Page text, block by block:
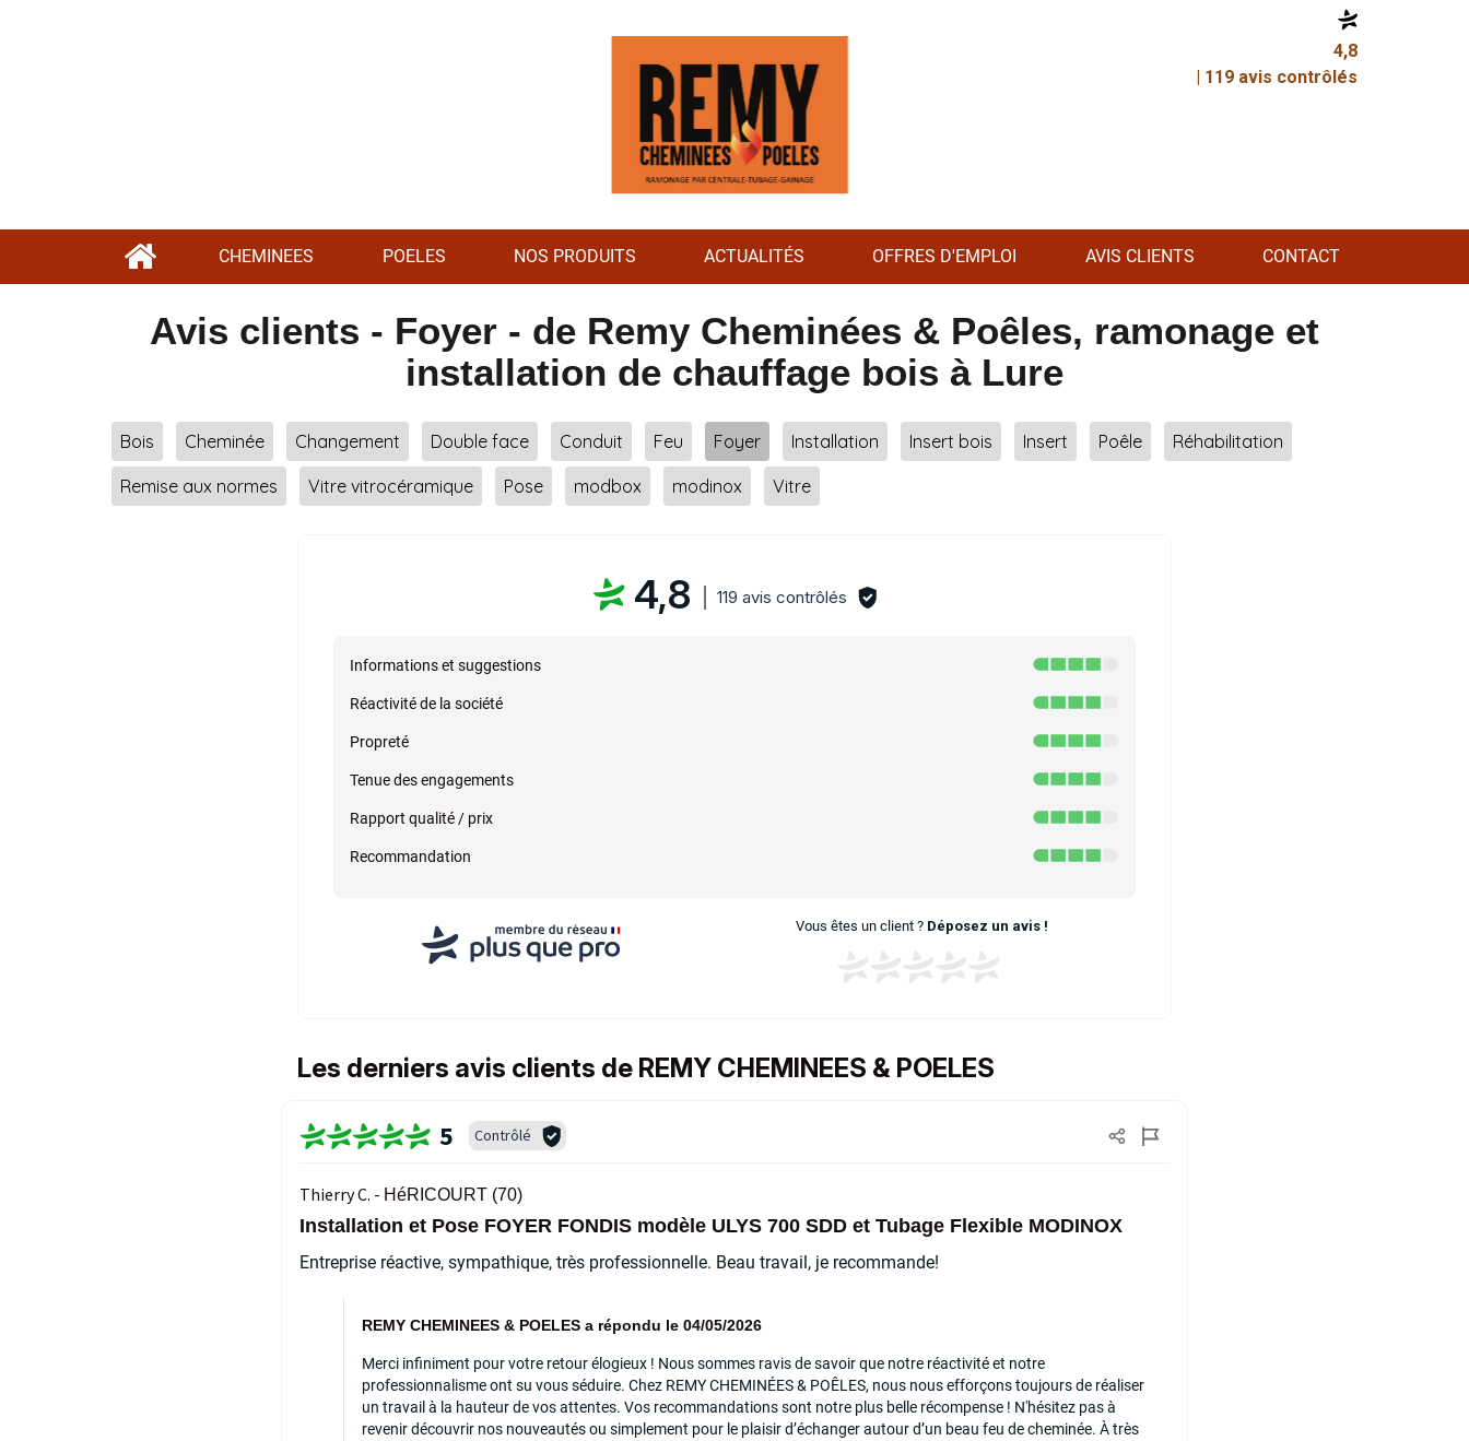
4,8
| 119 avis contrôlés
CHEMINEES POELES NOS PRODUITS ACTUALITÉS OFFRES D'EMPLOI AVIS CLIENTS CONTACT
Avis clients - Foyer - de Remy Cheminées & Poêles, ramonage et
installation de chauffage bois à Lure
Bois Cheminée Changement Double face Conduit Feu Foyer Installation Insert bois Insert Poêle Réhabilitation
Remise aux normes Vitre vitrocéramique Pose modbox modinox Vitre
4,8 119 avis contrôlés
Informations et suggestions
Réactivité de la société
Propreté
Tenue des engagements
Rapport qualité / prix
Recommandation
Vous êtes un client ? Déposez un avis !
Les derniers avis clients de REMY CHEMINEES & POELES
5 Contrôlé
Thierry C. - HéRICOURT (70)
Installation et Pose FOYER FONDIS modèle ULYS 700 SDD et Tubage Flexible MODINOX
Entreprise réactive, sympathique, très professionnelle. Beau travail, je recommande!
REMY CHEMINEES & POELES a répondu le 04/05/2026
Merci infiniment pour votre retour élogieux ! Nous sommes ravis de savoir que notre réactivité et notre
professionnalisme ont su vous séduire. Chez REMY CHEMINÉES & POÊLES, nous nous efforçons toujours de réaliser
un travail à la hauteur de vos attentes. Vos recommandations sont notre plus belle récompense ! N'hésitez pas à
revenir découvrir nos nouveautés ou simplement pour le plaisir d’échanger autour d’un beau feu de cheminée. À très